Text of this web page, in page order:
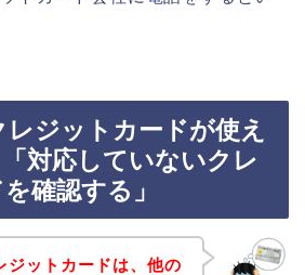
ジットカードが使え
対応していないクレ
確認する」
ジットカードは、他の